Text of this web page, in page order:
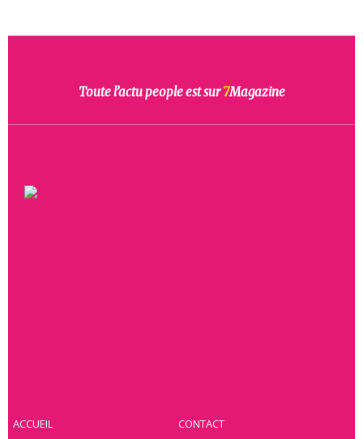
Toute l’actu people est sur7Magazine
ACCUEIL CONTACT